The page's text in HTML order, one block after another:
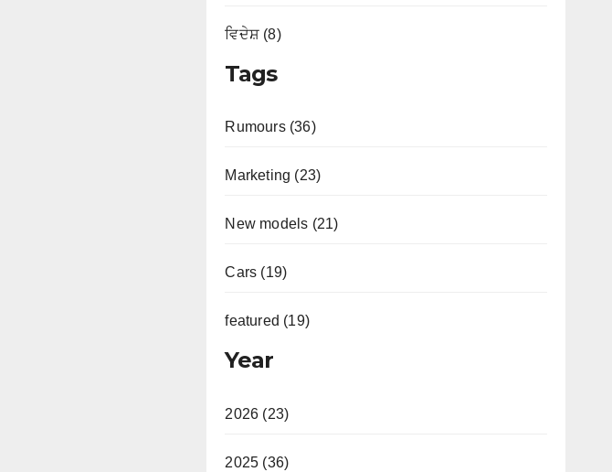
ਵਿਦੇਸ਼ (8)
Tags
Rumours (36)
Marketing (23)
New models (21)
Cars (19)
featured (19)
Year
2026 (23)
2025 (36)